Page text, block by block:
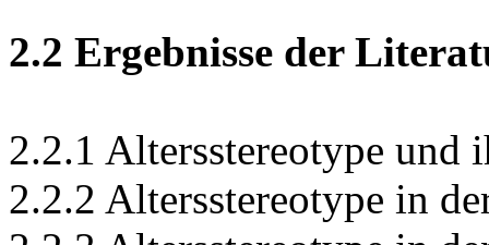
2.2 Ergebnisse der
2.2.1 Altersstereotype und
2.2.2 Altersstereotype in